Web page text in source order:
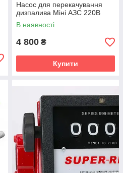
Насос для перекачування
дизпалива Міні АЗС 220В
В наявності
4 800 ₴
Купити